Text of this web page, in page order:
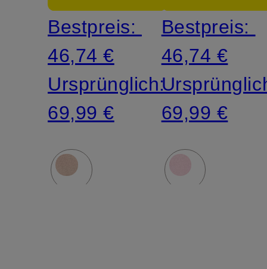
Bestpreis:
46,74 €
Ursprünglich:
69,99 €
Bestpreis:
46,74 €
69,99 €